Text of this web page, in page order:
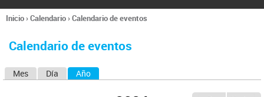
l
Se
usted
Inicio›Calendario›Calendario de eventos
Calendario de eventos
Mes Día Año